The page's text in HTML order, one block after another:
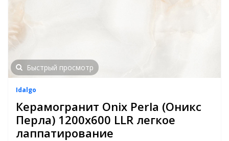
Быстрый просмотр
Idalgo
Керамогранит Onix Perla (Оникс
Перла) 1200x600 LLR легкое
лаппатирование